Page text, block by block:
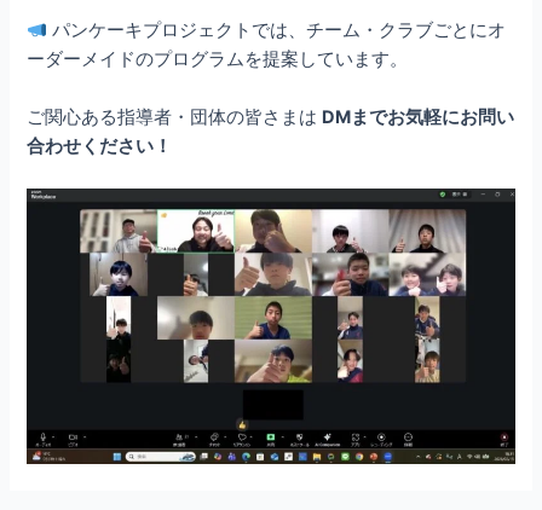
パンケーキプロジェクトでは、チーム・クラブごとにオ
ーダーメイドのプログラムを提案しています。
ご関心ある指導者・団体の皆さまは DMまでお気軽にお問い
合わせください！